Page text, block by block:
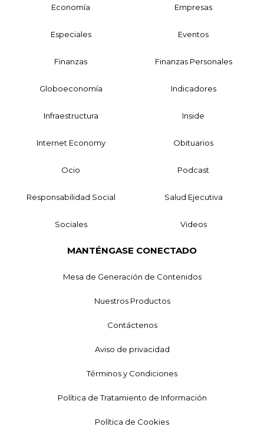
Economía Empresas
Especiales Eventos
Finanzas Finanzas Personales
Globoeconomía Indicadores
Infraestructura Inside
Internet Economy Obituarios
Ocio Podcast
Responsabilidad Social Salud Ejecutiva
Sociales Videos
MANTÉNGASE CONECTADO
Mesa de Generación de Contenidos
Nuestros Productos
Contáctenos
Aviso de privacidad
Términos y Condiciones
Política de Tratamiento de Información
Política de Cookies